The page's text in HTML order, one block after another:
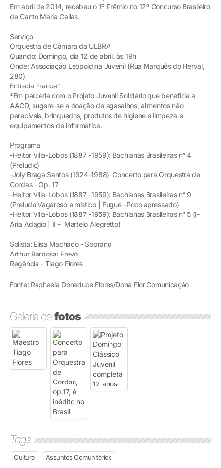
Em abril de 2014, recebeu o 1º Prêmio no 12º Concurso Brasileiro
de Canto Maria Callas.
Serviço
Orquestra de Câmara da ULBRA
Quando: Domingo, dia 12 de abril, às 19h
Onde: Associação Leopoldina Juvenil (Rua Marquês do Herval,
280)
Entrada Franca*
*Em parceria com o Projeto Juvenil Solidário que beneficia a
AACD, sugere-se a doação de agasalhos, alimentos não
perecíveis, brinquedos, produtos de higiene e limpeza e
equipamentos de informática.
Programa
-Heitor Villa-Lobos (1887 -1959): Bachianas Brasileiras n° 4
(Preludio)
-Joly Braga Santos (1924-1988): Concerto para Orquestra de
Cordas - Op. 17
-Heitor Villa-Lobos (1887 -1959): Bachianas Brasileiras n° 9
(Prelude Vagaroso e místico | Fugue -Poco apressado)
-Heitor Villa-Lobos (1887 -1959): Bachianas Brasileiras n° 5 (I-
Aria Adagio | II - Martelo Alegretto)
Solista: Elisa Machado - Soprano
Arthur Barbosa: Frevo
Regência - Tiago Flores
Fonte: Raphaela Donaduce Flores/Dona Flor Comunicação
Galeria defotos
Tags
Cultura Assuntos Comunitários